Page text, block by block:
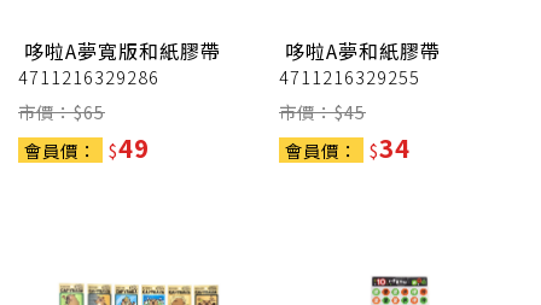
哆啦A夢寬版和紙膠帶
4711216329286
市價：$65
會員價：
$49
哆啦A夢和紙膠帶
4711216329255
市價：$45
會員價：
$34